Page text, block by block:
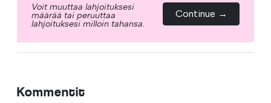
Voit muuttaa lahjoituksesi
määrää tai peruuttaa
lahjoituksesi milloin tahansa.
Continue →
Kommentit